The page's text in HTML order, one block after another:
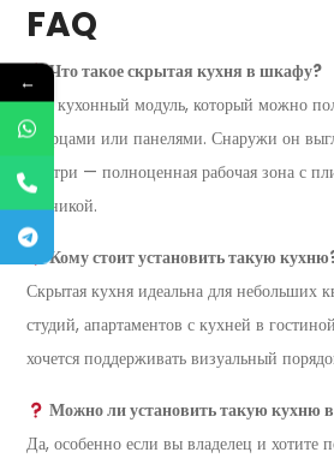
FAQ
Что такое скрытая кухня в шкафу?
Это кухонный модуль, который можно
дверцами или панелями. Снаружи он
внутри — полноценная рабочая зона с
техникой.
Кому стоит установить такую
Скрытая кухня идеальна для небольших
студий, апартаментов с кухней в
хочется поддерживать визуальный
Можно ли установить такую кухню
Да, особенно если вы владелец и хотите
←